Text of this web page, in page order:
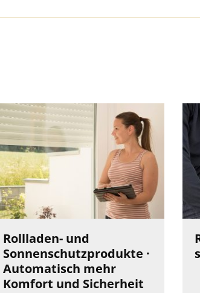
Rollladen- und
Sonnenschutzprodukte ·
Automatisch mehr
Komfort und Sicherheit